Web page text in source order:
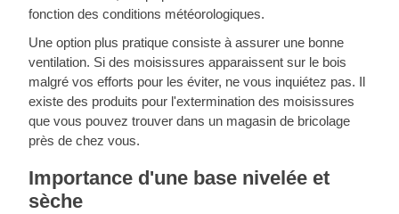
fonction des conditions météorologiques.
Une option plus pratique consiste à assurer une bonne
ventilation. Si des moisissures apparaissent sur le bois
malgré vos efforts pour les éviter, ne vous inquiétez pas. Il
existe des produits pour l'extermination des moisissures
que vous pouvez trouver dans un magasin de bricolage
près de chez vous.
Importance d'une base nivelée et
sèche